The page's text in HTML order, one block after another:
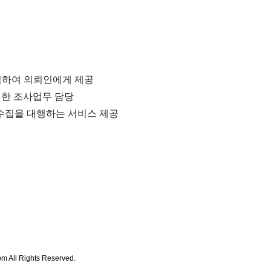
여 의뢰인에게 제공
조사업무 담당
집을 대행하는 서비스 제공
All Rights Reserved.